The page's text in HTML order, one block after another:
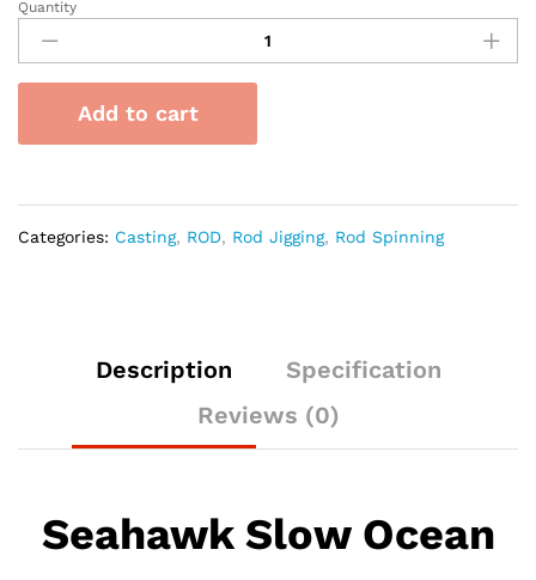
Seahawk
Slow
Ocean
quantity
Quantity
Add to cart
Categories: Casting, ROD, Rod Jigging, Rod Spinning
Description
Specification
Reviews (0)
Seahawk Slow Ocean